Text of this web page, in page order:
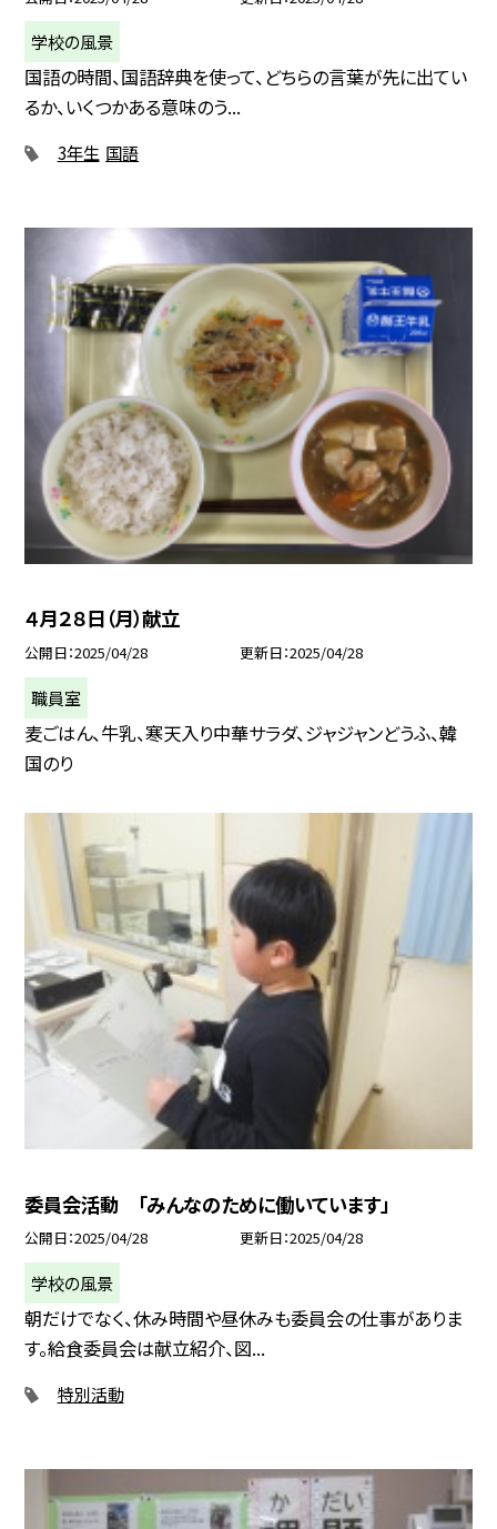
学校の風景
国語の時間、国語辞典を使って、どちらの言葉が先に出てい
るか、いくつかある意味のう...
3年生 国語
４月２８日（月）献立
公開日 2025/04/28 更新日 2025/04/28
職員室
麦ごはん、牛乳、寒天入り中華サラダ、ジャジャンどうふ、韓
国のり
委員会活動 「みんなのために働いています」
公開日 2025/04/28 更新日 2025/04/28
学校の風景
朝だけでなく、休み時間や昼休みも委員会の仕事がありま
す。給食委員会は献立紹介、図...
特別活動